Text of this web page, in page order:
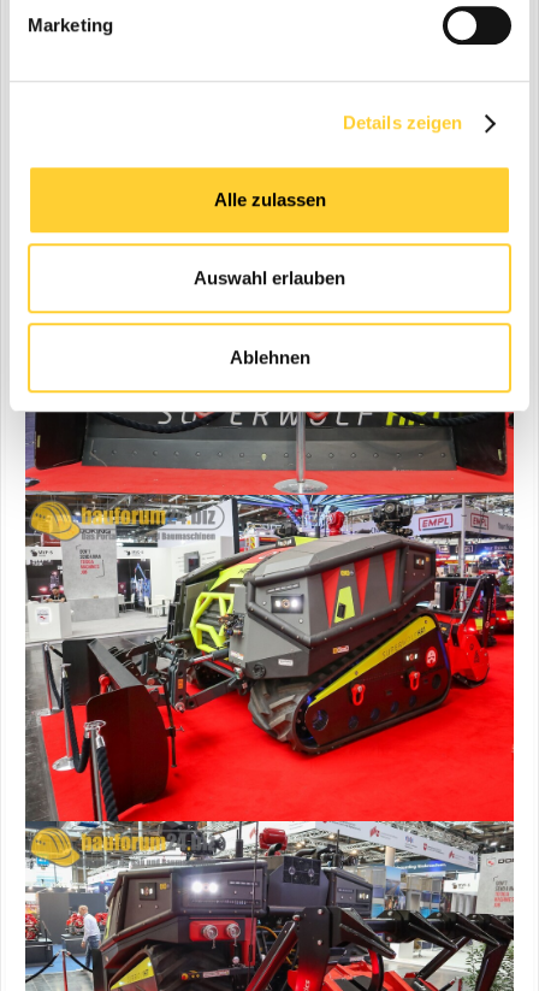
Marketing
Details zeigen
Alle zulassen
Auswahl erlauben
Ablehnen